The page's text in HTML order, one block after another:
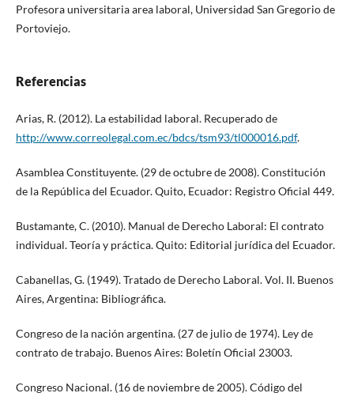
Profesora universitaria area laboral, Universidad San Gregorio de
Portoviejo.
Referencias
Arias, R. (2012). La estabilidad laboral. Recuperado de
http://www.correolegal.com.ec/bdcs/tsm93/tl000016.pdf.
Asamblea Constituyente. (29 de octubre de 2008). Constitución
de la República del Ecuador. Quito, Ecuador: Registro Oficial 449.
Bustamante, C. (2010). Manual de Derecho Laboral: El contrato
individual. Teoría y práctica. Quito: Editorial jurídica del Ecuador.
Cabanellas, G. (1949). Tratado de Derecho Laboral. Vol. II. Buenos
Aires, Argentina: Bibliográfica.
Congreso de la nación argentina. (27 de julio de 1974). Ley de
contrato de trabajo. Buenos Aires: Boletín Oficial 23003.
Congreso Nacional. (16 de noviembre de 2005). Código del